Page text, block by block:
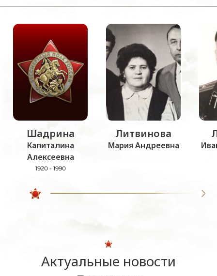
Шадрина
Капиталина
Алексеевна
1920 - 1990
Литвинова
Мария Андреевна
Актуальные новости